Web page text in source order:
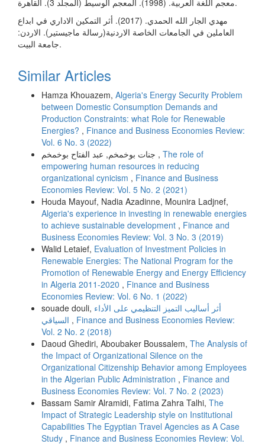
معجم اللغة العربية. (1998). المعجم الوسيط (المجلد 3). القاهرة.
مهدي الجار الله الحمدي. (2017). أثر التمكين الاداري في ابداع
العاملين في الجامعات الخاصة الاردنية(رسالة ماجيستير). الاردن:
جامعة البيت.
Similar Articles
Hamza Khouazem, Algeria's Energy Security Problem
between Domestic Consumption Demands and
Production Constraints: what Role for Renewable
Energies? , Finance and Business Economies Review:
Vol. 6 No. 3 (2022)
جنات بوخمخم, عبد الفتاح بوخمخم , The role of
empowering human resources in reducing
organizational cynicism , Finance and Business
Economies Review: Vol. 5 No. 2 (2021)
Houda Mayouf, Nadia Azadinne, Mounira Ladjnef,
Algeria's experience in investing in renewable energies
to achieve sustainable development , Finance and
Business Economies Review: Vol. 3 No. 3 (2019)
Walid Letaief, Evaluation of Investment Policies in
Renewable Energies: The National Program for the
Promotion of Renewable Energy and Energy Efficiency
in Algeria 2011-2020 , Finance and Business
Economies Review: Vol. 6 No. 1 (2022)
souade douli, أثر أساليب التميز التنظيمي على الأداء
, Finance and Business Economies Review:
Vol. 2 No. 2 (2018)
Daoud Ghediri, Aboubaker Boussalem, The Analysis of
the Impact of Organizational Silence on the
Organizational Citizenship Behavior among Employees
in the Algerian Public Administration , Finance and
Business Economies Review: Vol. 7 No. 2 (2023)
Bassam Samir Alramidi, Fatima Zahra Talhi, The
Impact of Strategic Leadership style on Institutional
Capabilities The Egyptian Travel Agencies as A Case
Study , Finance and Business Economies Review: Vol.